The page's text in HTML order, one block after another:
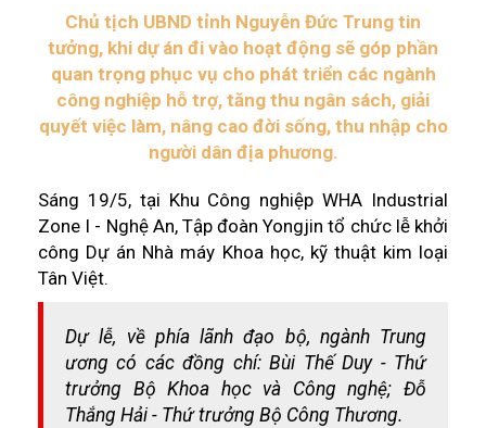
Chủ tịch UBND tỉnh Nguyễn Đức Trung tin
tưởng, khi dự án đi vào hoạt động sẽ góp phần
quan trọng phục vụ cho phát triển các ngành
công nghiệp hỗ trợ, tăng thu ngân sách, giải
quyết việc làm, nâng cao đời sống, thu nhập cho
người dân địa phương.
Sáng 19/5, tại Khu Công nghiệp WHA Industrial
Zone I - Nghệ An, Tập đoàn Yongjin tổ chức lễ khởi
công Dự án Nhà máy Khoa học, kỹ thuật kim loại
Tân Việt.
Dự lễ, về phía lãnh đạo bộ, ngành Trung
ương có các đồng chí: Bùi Thế Duy - Thứ
trưởng Bộ Khoa học và Công nghệ; Đỗ
Thắng Hải - Thứ trưởng Bộ Công Thương.